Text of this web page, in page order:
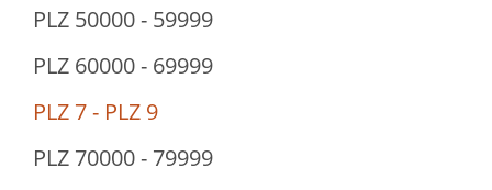
PLZ 50000 - 59999
PLZ 60000 - 69999
PLZ 7 - PLZ 9
PLZ 70000 - 79999